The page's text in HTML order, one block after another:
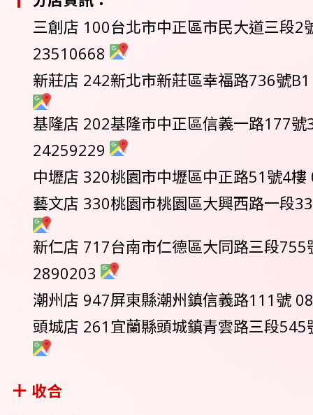
三創店 100台北市中正區市民大道三段2
23510668
新莊店 242新北市新莊區幸福路736號
基隆店 202基隆市中正區信義一路177號
24259229
中壢店 320桃園市中壢區中正路51號4
藝文店 330桃園市桃園區大興西路一段
新仁店 717台南市仁德區大同路三段755
2890203
潮州店 947屏東縣潮州鎮信義路111號
頭城店 261宜蘭縣頭城鎮青雲路三段
收合